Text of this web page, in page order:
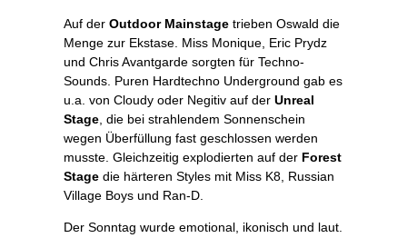
Auf derOutdoor Mainstage trieben Oswald die
Menge zur Ekstase. Miss Monique, Eric Prydz
und Chris Avantgarde sorgten für Techno-
Sounds. Puren Hardtechno Underground gab es
u.a. von Cloudy oder Negitiv auf derUnreal
Stage , die bei strahlendem Sonnenschein
wegen Überfüllung fast geschlossen werden
musste. Gleichzeitig explodierten auf der Forest
Stage die härteren Styles mit Miss K8, Russian
Village Boys und Ran-D.
Der Sonntag wurde emotional, ikonisch und laut.